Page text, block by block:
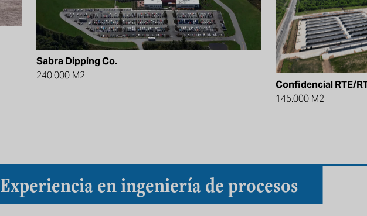
Sabra Dipping Co.
240.000 M2
Confidencial RTE/
145.000 M2
Experiencia en ingeniería de procesos